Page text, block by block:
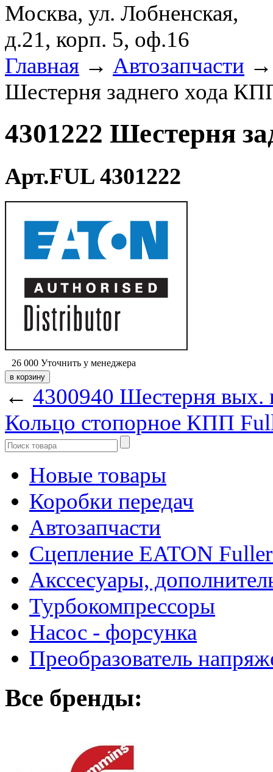
Москва, ул. Лобненская,
д.21, корп. 5, оф.16
Главная → Автозапчасти
Шестерня заднего хода
4301222 Шестерня
Арт.FUL 4301222
26 000 Уточнить у менеджера
← 4300940 Шестерня
Кольцо стопорное КПП
Новые товары
Коробки передач
Автозапчасти
Сцепление EATON
Акссесуары,
Турбокомпрессоры
Насос - форсунка
Преобразователь
Все бренды: